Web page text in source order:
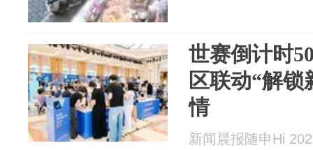
世赛倒计时
区联动“解
情
新闻晨报随申Hi